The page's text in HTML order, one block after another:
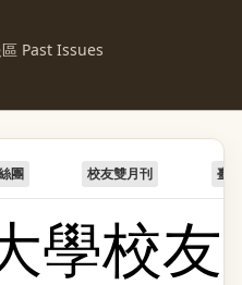
Past Issues
團 校友雙月刊 臺
學校友